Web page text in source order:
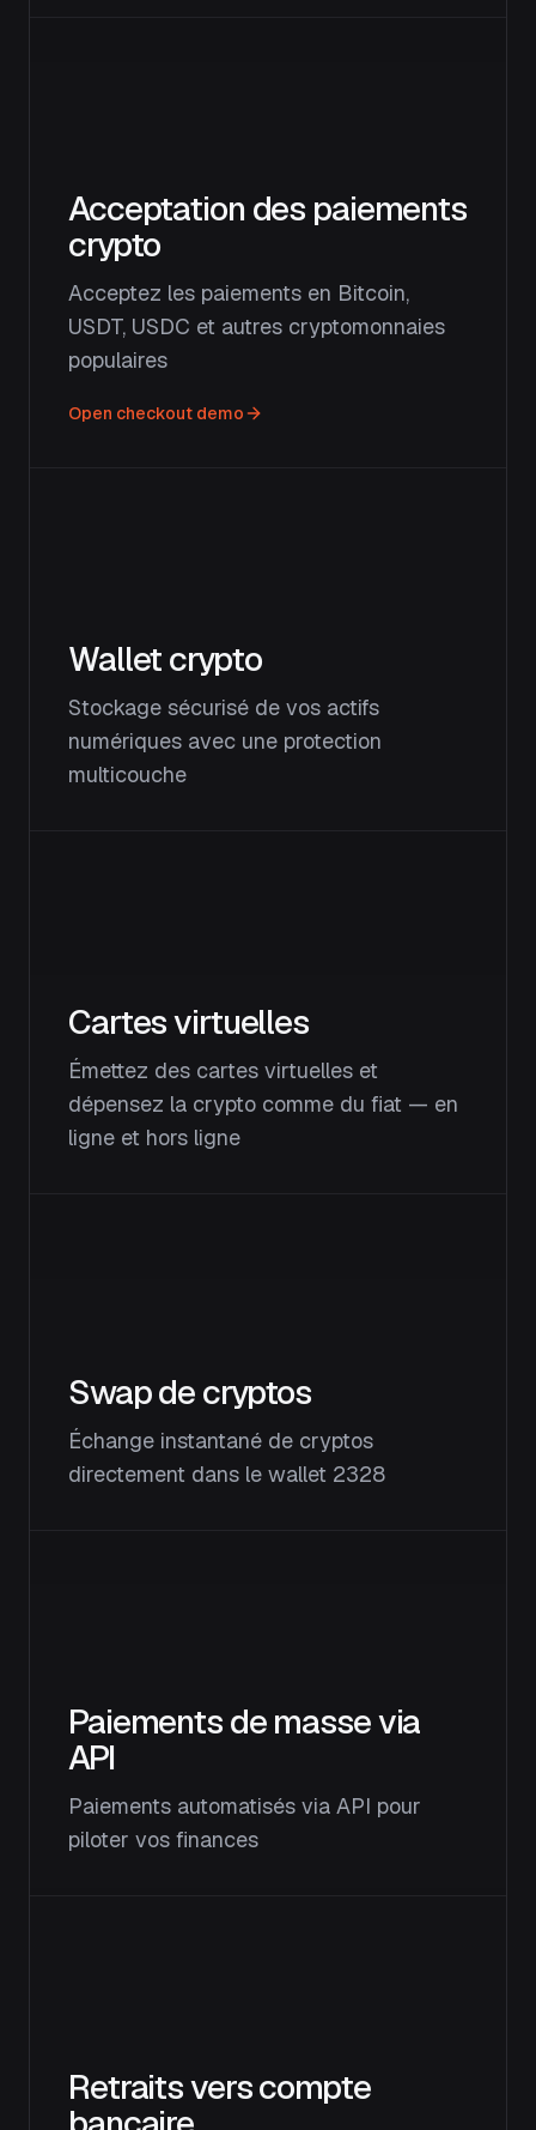
Acceptation des paiements
crypto
Acceptez les paiements en Bitcoin,
USDT, USDC et autres cryptomonnaies
populaires
Open checkout demo
Wallet crypto
Stockage sécurisé de vos actifs
numériques avec une protection
multicouche
Cartes virtuelles
Émettez des cartes virtuelles et
dépensez la crypto comme du fiat — en
ligne et hors ligne
Swap de cryptos
Échange instantané de cryptos
directement dans le wallet 2328
Paiements de masse via
API
Paiements automatisés via API pour
piloter vos finances
Retraits vers compte